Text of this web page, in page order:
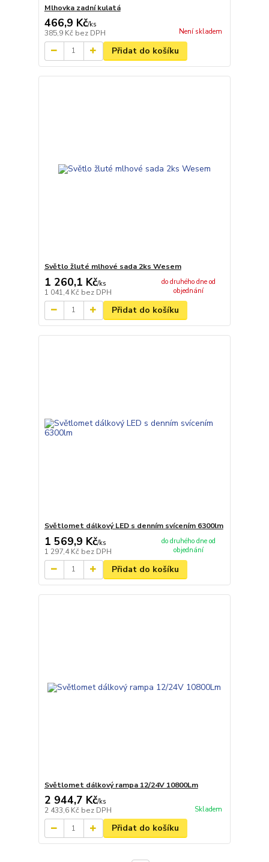
Mlhovka zadní kulatá
466,9 Kč/ks
385,9 Kč bez DPH Není skladem
Přidat do košíku
Světlo žluté mlhové sada 2ks Wesem
1 260,1 Kč/ks
1 041,4 Kč bez DPH
do druhého dne od
objednání
Přidat do košíku
Světlomet dálkový LED s denním svícením 6300lm
1 569,9 Kč/ks
1 297,4 Kč bez DPH
do druhého dne od
objednání
Přidat do košíku
Světlomet dálkový rampa 12/24V 10800Lm
2 944,7 Kč/ks
2 433,6 Kč bez DPH Skladem
Přidat do košíku